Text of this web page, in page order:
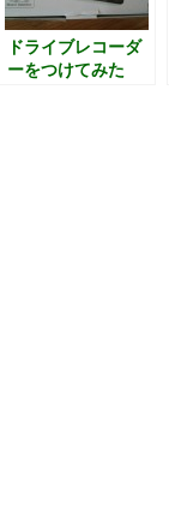
ドライブレコーダ
ーをつけてみた